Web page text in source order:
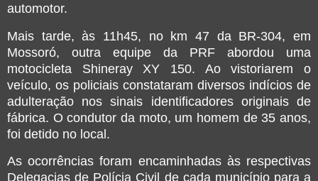
automotor.
Mais tarde, às 11h45, no km 47 da BR-304, em
Mossoró, outra equipe da PRF abordou uma
motocicleta Shineray XY 150. Ao vistoriarem o
veículo, os policiais constataram diversos indícios de
adulteração nos sinais identificadores originais de
fábrica. O condutor da moto, um homem de 35 anos,
foi detido no local.
As ocorrências foram encaminhadas às respectivas
Delegacias de Polícia Civil de cada município para a